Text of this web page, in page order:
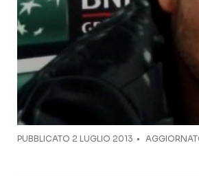
PUBBLICATO 2 LUGLIO 2013